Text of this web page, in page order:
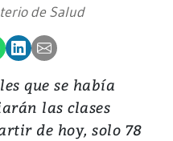
de Salud
que se había
las clases
de hoy, solo 78